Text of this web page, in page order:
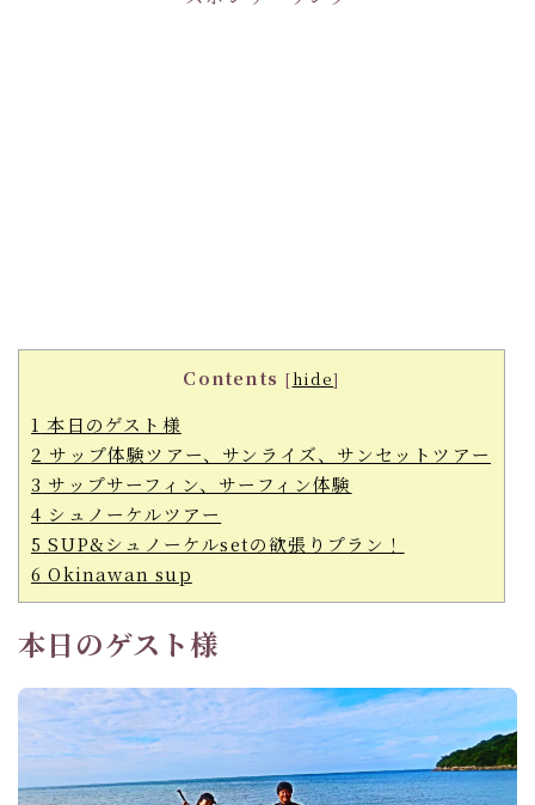
Contents [hide]
1 本日のゲスト様
2 サップ体験ツアー、サンライズ、サンセットツアー
3 サップサーフィン、サーフィン体験
4 シュノーケルツアー
5 SUP&シュノーケルsetの欲張りプラン！
6 Okinawan sup
本日のゲスト様